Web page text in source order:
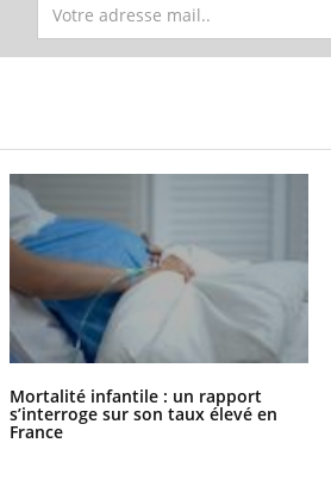
Mortalité infantile : un rapport
s’interroge sur son taux élevé en
France